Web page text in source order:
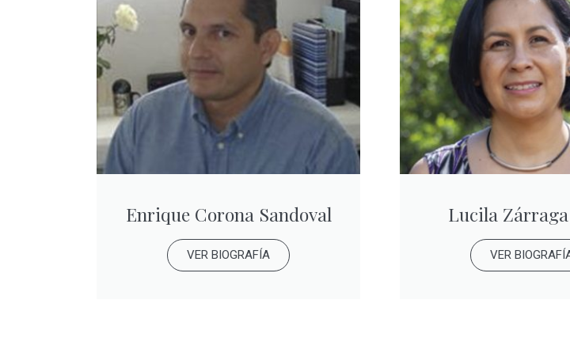
Enrique Corona Sandoval
VER BIOGRAFÍA
Lucila
VER